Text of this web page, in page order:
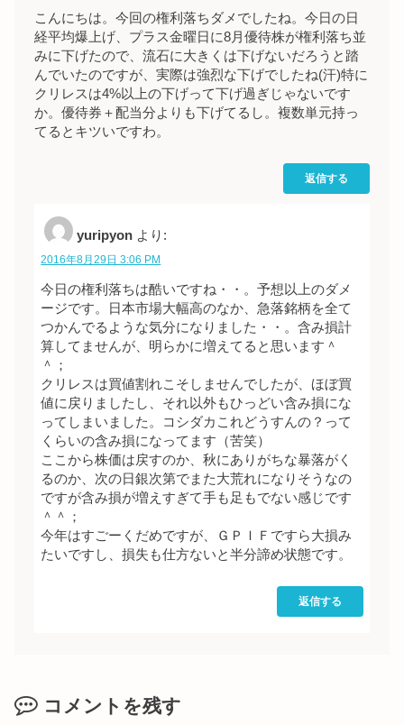
こんにちは。今回の権利落ちダメでしたね。今日の日
経平均爆上げ、プラス金曜日に8月優待株が権利落ち並
みに下げたので、流石に大きくは下げないだろうと踏
んでいたのですが、実際は強烈な下げでしたね(汗)特に
クリレスは4%以上の下げって下げ過ぎじゃないです
か。優待券＋配当分よりも下げてるし。複数単元持っ
てるとキツいですわ。
返信する
yuripyon より:
2016年8月29日 3:06 PM
今日の権利落ちは酷いですね・・。予想以上のダメ
ージです。日本市場大幅高のなか、急落銘柄を全て
つかんでるような気分になりました・・。含み損計
算してませんが、明らかに増えてると思います＾
＾；
クリレスは買値割れこそしませんでしたが、ほぼ買
値に戻りましたし、それ以外もひっどい含み損にな
ってしまいました。コシダカこれどうすんの？って
くらいの含み損になってます（苦笑）
ここから株価は戻すのか、秋にありがちな暴落がく
るのか、次の日銀次第でまた大荒れになりそうなの
ですが含み損が増えすぎて手も足もでない感じです
＾＾；
今年はすごーくだめですが、ＧＰＩＦですら大損み
たいですし、損失も仕方ないと半分諦め状態です。
返信する
コメントを残す